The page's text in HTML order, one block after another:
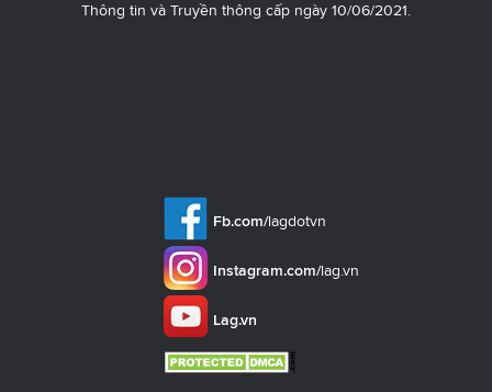
Thông tin và Truyền thông cấp ngày 10/06/2021.
Fb.com/lagdotvn
Instagram.com/lag.vn
Lag.vn